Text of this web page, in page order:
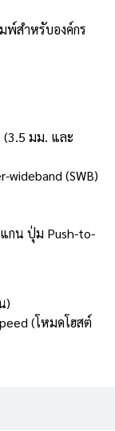
สำหรับองค์กร
มม. และ
wideband (SWB)
กน ปุ่ม Push-to-
)
(โหมดโฮสต์